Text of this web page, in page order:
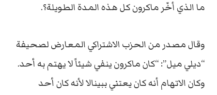
ما الذي أخّر ماكرون كل هذه المدة الطويلة؟.
وقال مصدر من الحزب الاشتراكي المعارض لصحيفة
“ديلي ميل”: “كان ماكرون ينفي شيئاً لا يهتم به أحد.
وكان الاتهام أنه كان يعتني ببينالا لأنه كان أحد